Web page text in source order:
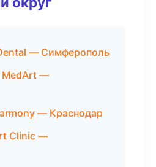
— Симферополь
MedArt —
— Краснодар
Clinic —